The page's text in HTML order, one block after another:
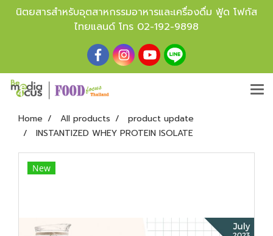
นิตยสารสำหรับอุตสาหกรรมอาหารและเครื่องดื่ม ฟู้ด โฟกัส
ไทยแลนด์ โทร 02-192-9898
Home All products
product update
INSTANTIZED WHEY PROTEIN ISOLATE
New